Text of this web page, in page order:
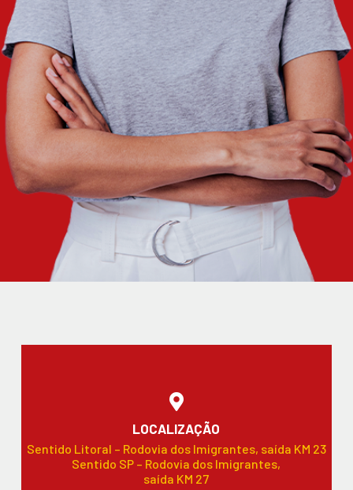
LOCALIZAÇÃO
Sentido Litoral – Rodovia dos Imigrantes, saída KM 23
Sentido SP – Rodovia dos Imigrantes,
saída KM 27